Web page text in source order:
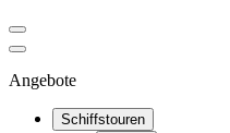
Angebote
Schiffstouren